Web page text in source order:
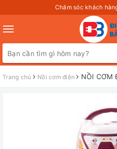
Chăm sóc khách
Toggle
navigation
Trang chủ Nồi cơm điện NỒI CƠM